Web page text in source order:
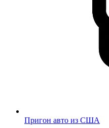
Пригон авто из США